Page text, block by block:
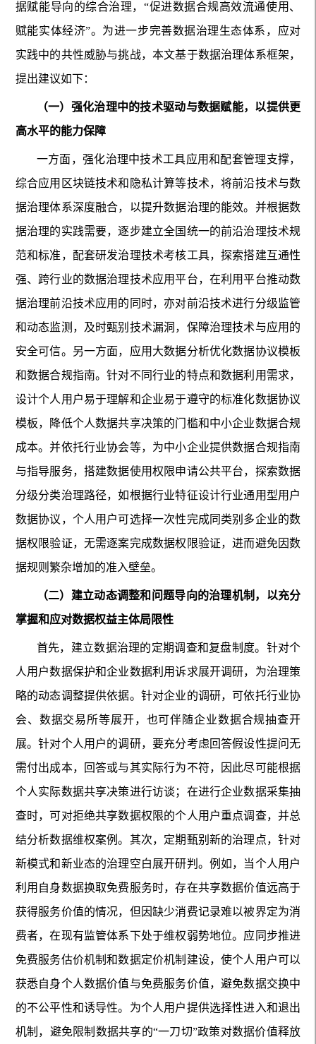
据赋能导向的综合治理，“促进数据合规高效流通使用、
赋能实体经济”。为进一步完善数据治理生态体系，应对
实践中的共性威胁与挑战，本文基于数据治理体系框架，
提出建议如下：
（一）强化治理中的技术驱动与数据赋能，以提供更
高水平的能力保障
一方面，强化治理中技术工具应用和配套管理支撑，
综合应用区块链技术和隐私计算等技术，将前沿技术与数
据治理体系深度融合，以提升数据治理的能效。并根据数
据治理的实践需要，逐步建立全国统一的前沿治理技术规
范和标准，配套研发治理技术考核工具，探索搭建互通性
强、跨行业的数据治理技术应用平台，在利用平台推动数
据治理前沿技术应用的同时，亦对前沿技术进行分级监管
和动态监测，及时甄别技术漏洞，保障治理技术与应用的
安全可信。另一方面，应用大数据分析优化数据协议模板
和数据合规指南。针对不同行业的特点和数据利用需求，
设计个人用户易于理解和企业易于遵守的标准化数据协议
模板，降低个人数据共享决策的门槛和中小企业数据合规
成本。并依托行业协会等，为中小企业提供数据合规指南
与指导服务，搭建数据使用权限申请公共平台，探索数据
分级分类治理路径，如根据行业特征设计行业通用型用户
数据协议，个人用户可选择一次性完成同类别多企业的数
据权限验证，无需逐案完成数据权限验证，进而避免因数
据规则繁杂增加的准入壁垒。
（二）建立动态调整和问题导向的治理机制，以充分
掌握和应对数据权益主体局限性
首先，建立数据治理的定期调查和复盘制度。针对个
人用户数据保护和企业数据利用诉求展开调研，为治理策
略的动态调整提供依据。针对企业的调研，可依托行业协
会、数据交易所等展开，也可伴随企业数据合规抽查开
展。针对个人用户的调研，要充分考虑回答假设性提问无
需付出成本，回答或与其实际行为不符，因此尽可能根据
个人实际数据共享决策进行访谈；在进行企业数据采集抽
查时，可对拒绝共享数据权限的个人用户重点调查，并总
结分析数据维权案例。其次，定期甄别新的治理点，针对
新模式和新业态的治理空白展开研判。例如，当个人用户
利用自身数据换取免费服务时，存在共享数据价值远高于
获得服务价值的情况，但因缺少消费记录难以被界定为消
费者，在现有监管体系下处于维权弱势地位。应同步推进
免费服务估价机制和数据定价机制建设，使个人用户可以
获悉自身个人数据价值与免费服务价值，避免数据交换中
的不公平性和诱导性。为个人用户提供选择性进入和退出
机制，避免限制数据共享的“一刀切”政策对数据价值释放